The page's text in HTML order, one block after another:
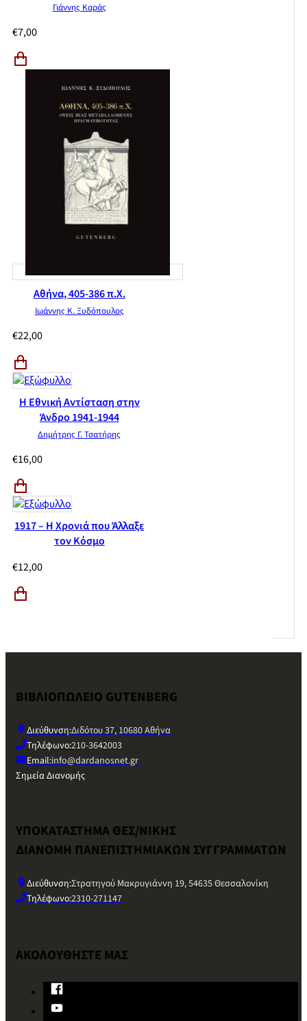
Γιάννης Καράς
€7,00
Αθήνα, 405-386 π.Χ.
Ιωάννης Κ. Ξυδόπουλος
€22,00
Η Εθνική Αντίσταση στην
Άνδρο 1941-1944
Δημήτρης Γ. Τσατήρης
€16,00
1917 – H Χρονιά που Άλλαξε
τον Κόσμο
€12,00
ΒΙΒΛΙΟΠΩΛΕΙΟ GUTENBERG
Διεύθυνση:Διδότου 37, 10680 Αθήνα
Τηλέφωνο:210-3642003
Email:info@dardanosnet.gr
Σημεία Διανομής
ΥΠΟΚΑΤΑΣΤΗΜΑ ΘΕΣ/ΝΙΚΗΣ
ΔΙΑΝΟΜΗ ΠΑΝΕΠΙΣΤΗΜΙΑΚΩΝ ΣΥΓΓΡΑΜΜΑΤΩΝ
Διεύθυνση:Στρατηγού Μακρυγιάννη 19, 54635 Θεσσαλονίκη
Τηλέφωνο:2310-271147
ΑΚΟΛΟΥΘΗΣΤΕ ΜΑΣ